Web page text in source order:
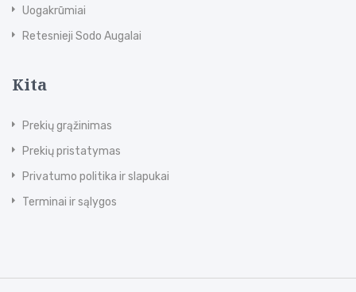
Uogakrūmiai
Retesnieji Sodo Augalai
Kita
Prekių grąžinimas
Prekių pristatymas
Privatumo politika ir slapukai
Terminai ir sąlygos